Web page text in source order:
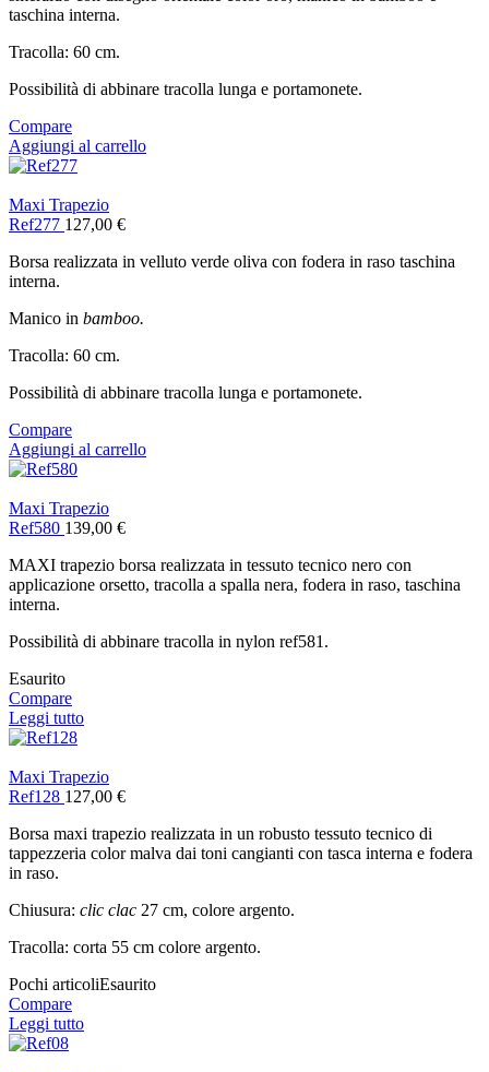
taschina interna.
Tracolla: 60 cm.
Possibilità di abbinare tracolla lunga e portamonete.
Compare
Aggiungi al carrello
Maxi Trapezio
Ref277 127,00 €
Borsa realizzata in velluto verde oliva con fodera in raso taschina
interna.
Manico in bamboo.
Tracolla: 60 cm.
Possibilità di abbinare tracolla lunga e portamonete.
Compare
Aggiungi al carrello
Maxi Trapezio
Ref580 139,00 €
MAXI trapezio borsa realizzata in tessuto tecnico nero con
applicazione orsetto, tracolla a spalla nera, fodera in raso, taschina
interna.
Possibilità di abbinare tracolla in nylon ref581.
Esaurito
Compare
Leggi tutto
Maxi Trapezio
Ref128 127,00 €
Borsa maxi trapezio realizzata in un robusto tessuto tecnico di
tappezzeria color malva dai toni cangianti con tasca interna e fodera
in raso.
Chiusura: clic clac 27 cm, colore argento.
Tracolla: corta 55 cm colore argento.
Pochi articoliEsaurito
Compare
Leggi tutto